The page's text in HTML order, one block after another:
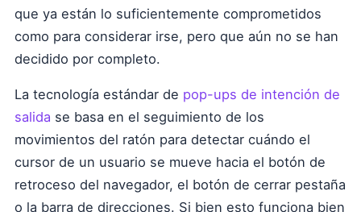
que ya están lo suficientemente comprometidos
como para considerar irse, pero que aún no se han
decidido por completo.
La tecnología estándar de pop-ups de intención de
salida se basa en el seguimiento de los
movimientos del ratón para detectar cuándo el
cursor de un usuario se mueve hacia el botón de
retroceso del navegador, el botón de cerrar pestaña
o la barra de direcciones. Si bien esto funciona bien